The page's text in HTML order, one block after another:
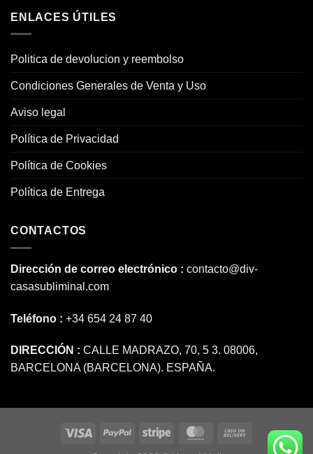
ENLACES ÚTILES
Politica de devolucion y reembolso
Condiciones Generales de Venta y Uso
Aviso legal
Política de Privacidad
Política de Cookies
Política de Entrega
CONTACTOS
Dirección de correo electrónico : contacto@div-
casasubliminal.com
Teléfono : +34 654 24 87 40
DIRECCIÓN : CALLE MADRAZO, 70, 5 3. 08006,
BARCELONA (BARCELONA). ESPAÑA.